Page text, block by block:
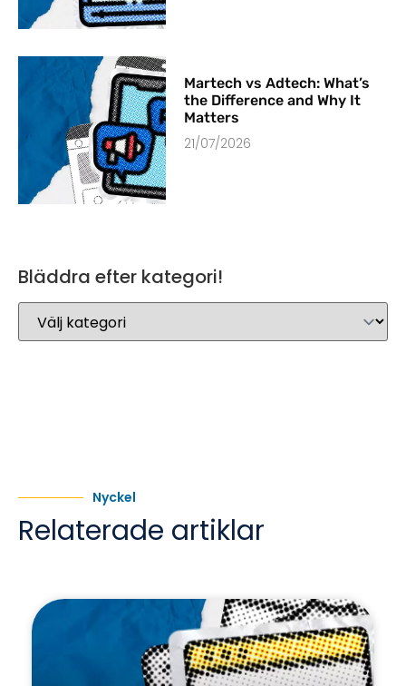
Martech vs Adtech: What’s
the Difference and Why It
Matters
21/07/2026
Bläddra efter kategori!
Nyckel
Relaterade artiklar